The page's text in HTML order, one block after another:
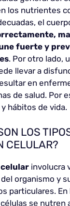
los nutrientes
el
fuerte y
. Por otro lado,
llevar a
en
de salud. Por
hábitos de vida.
LOS
CELULAR?
involucra
organismo y
particulares. En
se nutren